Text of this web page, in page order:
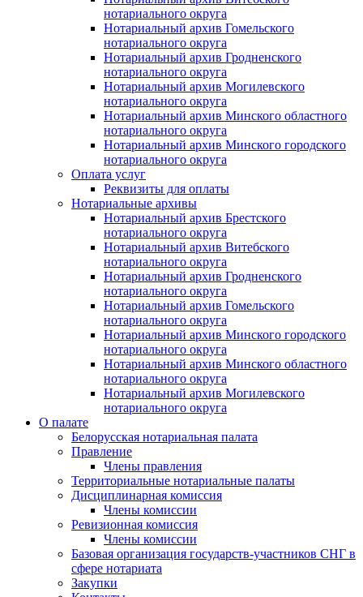
нотариального округа
Нотариальный архив Гомельского
нотариального округа
Нотариальный архив Гродненского
нотариального округа
Нотариальный архив Могилевского
нотариального округа
Нотариальный архив Минского областного
нотариального округа
Нотариальный архив Минского городского
нотариального округа
Оплата услуг
Реквизиты для оплаты
Нотариальные архивы
Нотариальный архив Брестского
нотариального округа
Нотариальный архив Витебского
нотариального округа
Нотариальный архив Гродненского
нотариального округа
Нотариальный архив Гомельского
нотариального округа
Нотариальный архив Минского городского
нотариального округа
Нотариальный архив Минского областного
нотариального округа
Нотариальный архив Могилевского
нотариального округа
О палате
Белорусская нотариальная палата
Правление
Члены правления
Территориальные нотариальные палаты
Дисциплинарная комиссия
Члены комиссии
Ревизионная комиссия
Члены комиссии
Базовая организация государств-участников СНГ в
сфере нотариата
Закупки